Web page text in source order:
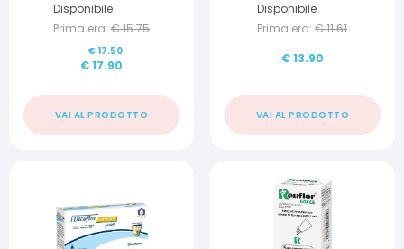
Disponibile
Prima era: €15.75
€17.50
€17.90
VAI AL PRODOTTO
Disponibile
Prima era: €11.61
€13.90
VAI AL PRODOTTO